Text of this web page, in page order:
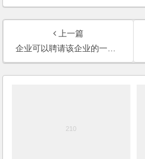
上一篇
企业可以聘请该企业的一员工担任企业的法定代表人吗？